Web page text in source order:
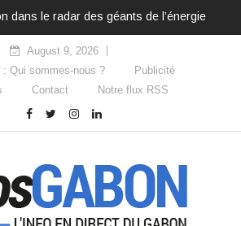
dans le radar des géants de l’énergie
August 9, 2026
: Qui sommes-nous ?
Publicité
Contact Notre flux RSS